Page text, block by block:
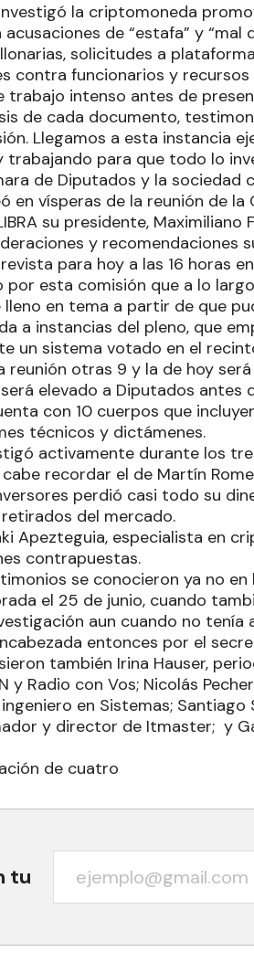
la criptomoneda
de “estafa” y
solicitudes a
contra funcionarios y
trabajo intenso antes de
de cada documento,
Llegamos a esta instancia
trabajando para que todo lo
de Diputados y la sociedad
en vísperas de la reunión de
su presidente,
y recomendaciones
para hoy a las 16 horas
por esta comisión que a lo
en tema a partir de que
a instancias del pleno, que
un sistema votado en el
reunión otras 9 y la de hoy
elevado a Diputados antes
con 10 cuerpos que
técnicos y dictámenes.
activamente durante los
recordar el de Martín
perdió casi todo su
del mercado.
Apezteguia, especialista en
contrapuestas.
se conocieron ya no
el 25 de junio, cuando
aun cuando no tenía
entonces por el
también Irina Hauser,
y Radio con Vos; Nicolás
en Sistemas;
y director de Itmaster; y
de cuatro
tu